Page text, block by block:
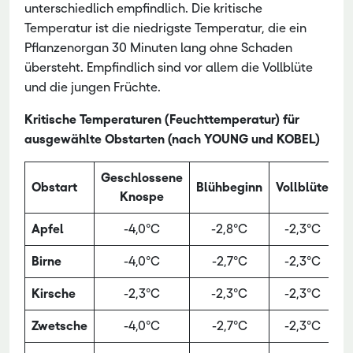
unterschiedlich empfindlich. Die kritische
Temperatur ist die niedrigste Temperatur, die ein
Pflanzenorgan 30 Minuten lang ohne Schaden
übersteht. Empfindlich sind vor allem die Vollblüte
und die jungen Früchte.
Kritische Temperaturen (Feuchttemperatur) für
ausgewählte Obstarten (nach YOUNG und KOBEL)
Obstart
Geschlossene
Knospe
Blühbeginn Vollblüte
Apfel -4,0°C -2,8°C -2,3°C
Birne -4,0°C -2,7°C -2,3°C
Kirsche -2,3°C -2,3°C -2,3°C
Zwetsche -4,0°C -2,7°C -2,3°C